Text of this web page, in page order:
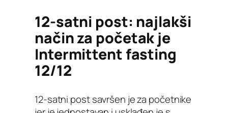
12-satni post: najlakši
način za početak je
Intermittent fasting
12/12
12-satni post savršen je za početnike